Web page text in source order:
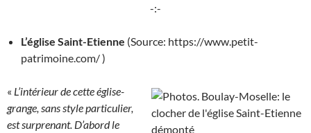
-:-
L’église Saint-Etienne (Source: https://www.petit-
patrimoine.com/)
« L’intérieur de cette église-
grange, sans style particulier,
est surprenant. D’abord le